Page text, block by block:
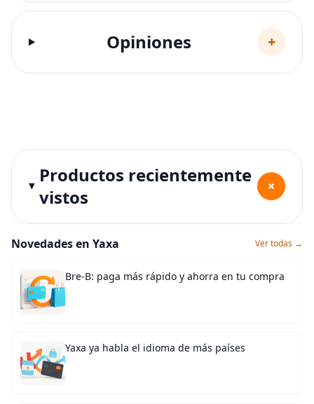
Opiniones +
Productos recientemente
vistos
+
Novedades en Yaxa Ver todas →
Bre-B: paga más rápido y ahorra en tu compra
Yaxa ya habla el idioma de más países